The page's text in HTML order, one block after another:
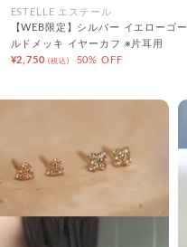
ESTELLE エステール
【WEB限定】シルバー イエローゴー
ルドメッキ イヤーカフ ※片耳用
¥2,750(税込) 50% OFF